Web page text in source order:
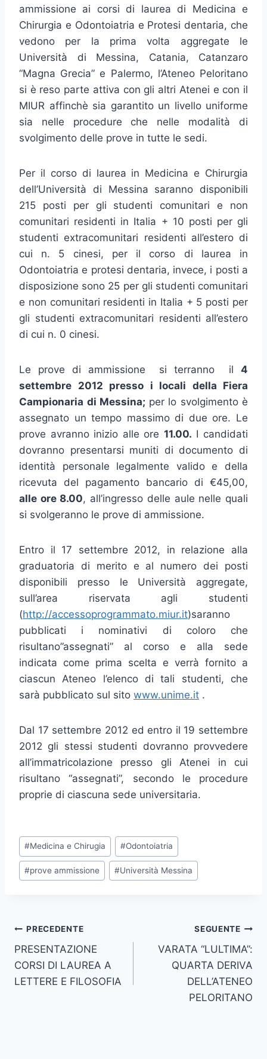
ammissione ai corsi di laurea di Medicina e
Chirurgia e Odontoiatria e Protesi dentaria, che
vedono per la prima volta aggregate le
Università di Messina, Catania, Catanzaro
“Magna Grecia” e Palermo, l’Ateneo Peloritano
si è reso parte attiva con gli altri Atenei e con il
MIUR affinchè sia garantito un livello uniforme
sia nelle procedure che nelle modalità di
svolgimento delle prove in tutte le sedi.
Per il corso di laurea in Medicina e Chirurgia
dell’Università di Messina saranno disponibili
215 posti per gli studenti comunitari e non
comunitari residenti in Italia + 10 posti per gli
studenti extracomunitari residenti all’estero di
cui n. 5 cinesi, per il corso di laurea in
Odontoiatria e protesi dentaria, invece, i posti a
disposizione sono 25 per gli studenti comunitari
e non comunitari residenti in Italia + 5 posti per
gli studenti extracomunitari residenti all’estero
di cui n. 0 cinesi.
Le prove di ammissione si terranno il 4
settembre 2012 presso i locali della Fiera
Campionaria di Messina; per lo svolgimento è
assegnato un tempo massimo di due ore. Le
prove avranno inizio alle ore 11.00. I candidati
dovranno presentarsi muniti di documento di
identità personale legalmente valido e della
ricevuta del pagamento bancario di €45,00,
alle ore 8.00, all’ingresso delle aule nelle quali
si svolgeranno le prove di ammissione.
Entro il 17 settembre 2012, in relazione alla
graduatoria di merito e al numero dei posti
disponibili presso le Università aggregate,
sull’area riservata agli studenti
(http://accessoprogrammato.miur.it)saranno
pubblicati i nominativi di coloro che
risultano”assegnati” al corso e alla sede
indicata come prima scelta e verrà fornito a
ciascun Ateneo l’elenco di tali studenti, che
sarà pubblicato sul sito www.unime.it .
Dal 17 settembre 2012 ed entro il 19 settembre
2012 gli stessi studenti dovranno provvedere
all’immatricolazione presso gli Atenei in cui
risultano “assegnati”, secondo le procedure
proprie di ciascuna sede universitaria.
Tag
articolo:
#Medicina e Chirugia #Odontoiatria
#prove ammissione #Università Messina
Navigazione
articoli
PRECEDENTE
PRESENTAZIONE
CORSI DI LAUREA A
LETTERE E FILOSOFIA
SEGUENTE
VARATA “LULTIMA”:
QUARTA DERIVA
DELL’ATENEO
PELORITANO